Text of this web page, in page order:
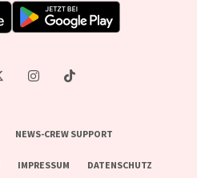
NEWS-CREW SUPPORT
IMPRESSUM DATENSCHUTZ